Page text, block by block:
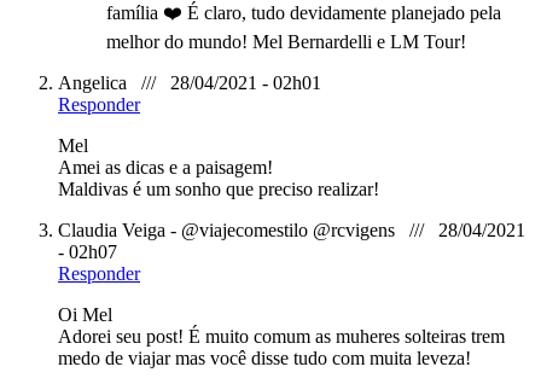
família ❤️ É claro, tudo devidamente planejado pela
melhor do mundo! Mel Bernardelli e LM Tour!
Angelica /// 28/04/2021 - 02h01
Responder
Mel
Amei as dicas e a paisagem!
Maldivas é um sonho que preciso realizar!
Claudia Veiga - @viajecomestilo @rcvigens /// 28/04/2021
- 02h07
Responder
Oi Mel
Adorei seu post! É muito comum as muheres solteiras trem
medo de viajar mas você disse tudo com muita leveza!